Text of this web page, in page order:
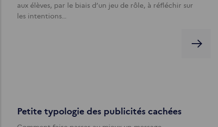
aux élèves, par le biais d’un jeu de rôle, à réfléchir sur
les intentions…
Petite typologie des publicités cachées